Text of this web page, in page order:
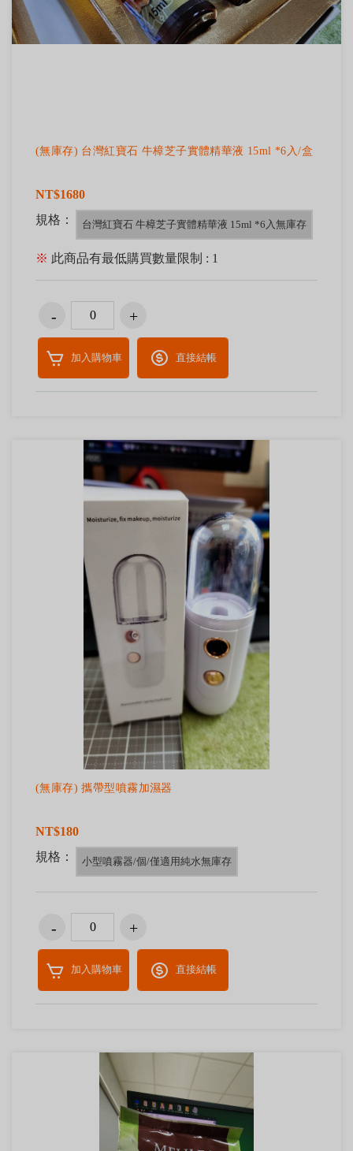
(無庫存) 台灣紅寶石 牛樟芝子實體精華液 15ml *6入/盒
NT$1680
規格：
台灣紅寶石 牛樟芝子實體精華液 15ml *6入無庫存
※ 此商品有最低購買數量限制 : 1
加入購物車 直接結帳
(無庫存) 攜帶型噴霧加濕器
NT$180
規格：
小型噴霧器/個/僅適用純水無庫存
加入購物車 直接結帳